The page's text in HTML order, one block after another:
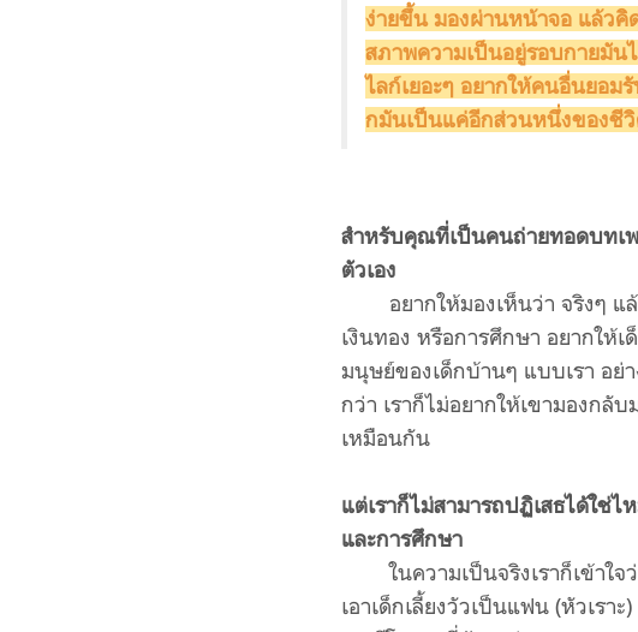
ง่ายขึ้น มองผ่านหน้าจอ แล้วคิ
สภาพความเป็นอยู่รอบกายมัน
ไลก์เยอะๆ อยากให้คนอื่นยอม
กมันเป็นแค่อีกส่วนหนึ่งของชีวิ
สำหรับคุณที่เป็นคนถ่ายทอดบทเ
ตัวเอง
อยากให้มองเห็นว่า จริงๆ
เงินทอง หรือการศึกษา อยากให้
มนุษย์ของเด็กบ้านๆ แบบเรา อย่
กว่า เราก็ไม่อยากให้เขามองก
เหมือนกัน
แต่เราก็ไม่สามารถปฏิเสธได้ใช่
และการศึกษา
ในความเป็นจริงเราก็เข้า
เอาเด็กเลี้ยงวัวเป็นแฟน (หัวเรา